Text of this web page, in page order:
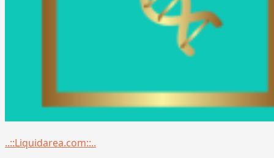
Menu
..::Liquidarea.com::..